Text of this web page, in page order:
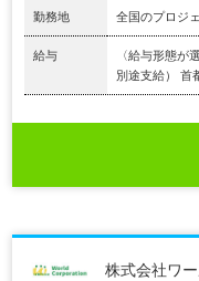
勤務地 全国のプロジ
給与
〈給与形態が
別途支給） 首
株式会社ワ